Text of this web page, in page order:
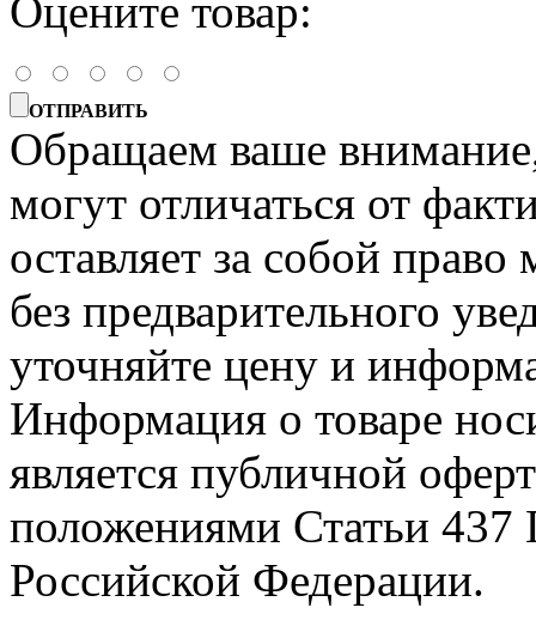
Оцените товар:
ОТПРАВИТЬ
Обращаем ваше
могут отличаться от
оставляет за собой право
без предварительного
уточняйте цену и
Информация о товаре
является публичной
положениями Статьи 437
Российской Федерации.